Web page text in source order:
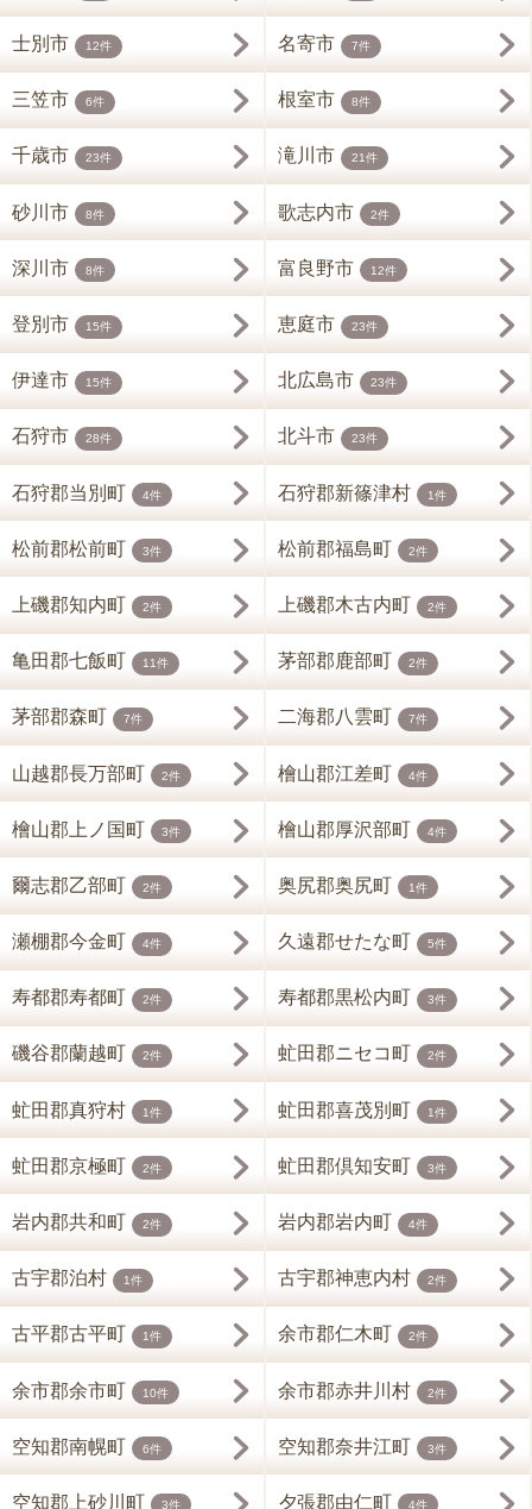
士別市 12件 名寄市 7件
三笠市 6件 根室市 8件
千歳市 23件 滝川市 21件
砂川市 8件 歌志内市 2件
深川市 8件 富良野市 12件
登別市 15件 恵庭市 23件
伊達市 15件 北広島市 23件
石狩市 28件 北斗市 23件
石狩郡当別町 4件 石狩郡新篠津村 1件
松前郡松前町 3件 松前郡福島町 2件
上磯郡知内町 2件 上磯郡木古内町 2件
亀田郡七飯町 11件 茅部郡鹿部町 2件
茅部郡森町 7件 二海郡八雲町 7件
山越郡長万部町 2件 檜山郡江差町 4件
檜山郡上ノ国町 3件 檜山郡厚沢部町 4件
爾志郡乙部町 2件 奥尻郡奥尻町 1件
瀬棚郡今金町 4件 久遠郡せたな町 5件
寿都郡寿都町 2件 寿都郡黒松内町 3件
磯谷郡蘭越町 2件 虻田郡ニセコ町 2件
虻田郡真狩村 1件 虻田郡喜茂別町 1件
虻田郡京極町 2件 虻田郡倶知安町 3件
岩内郡共和町 2件 岩内郡岩内町 4件
古宇郡泊村 1件 古宇郡神恵内村 2件
古平郡古平町 1件 余市郡仁木町 2件
余市郡余市町 10件 余市郡赤井川村 2件
空知郡南幌町 6件 空知郡奈井江町 3件
空知郡上砂川町 3件 夕張郡由仁町 4件